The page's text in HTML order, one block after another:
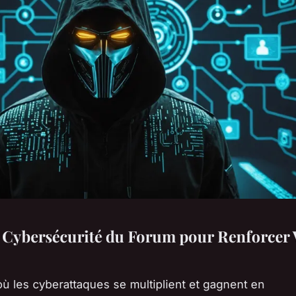
du Forum pour Renforcer
les cyberattaques se multiplient et gagnent en